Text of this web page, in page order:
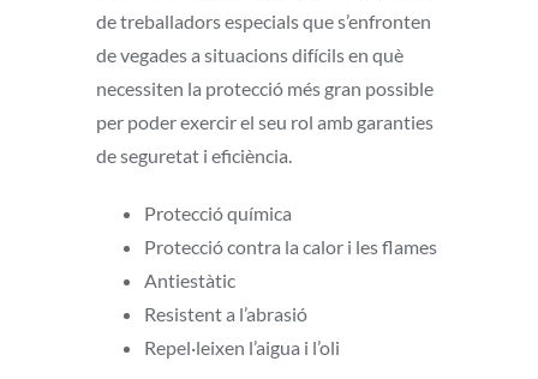
de treballadors especials que s’enfronten
de vegades a situacions difícils en què
necessiten la protecció més gran possible
per poder exercir el seu rol amb garanties
de seguretat i eficiència.
Protecció química
Protecció contra la calor i les flames
Antiestàtic
Resistent a l’abrasió
Repel·leixen l’aigua i l’oli